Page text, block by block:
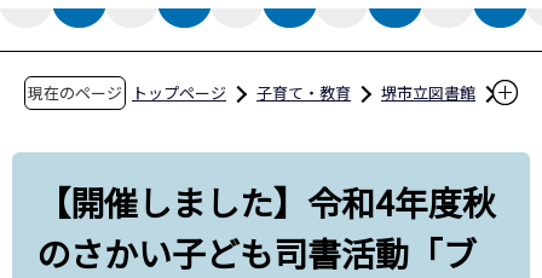
で
現在のページ トップページ 子育て・教育
堺市立図書館
司書活動「ブックフェアをしよう」【北図書
館】
【開催しました】令和4年度秋
のさかい子ども司書活動「ブ